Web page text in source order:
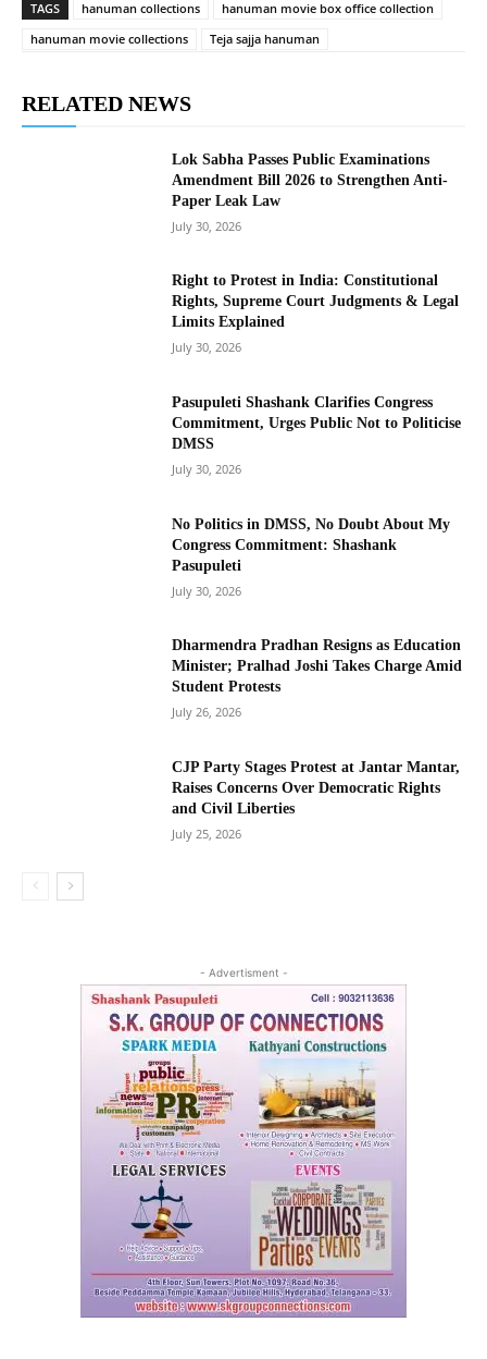
TAGS hanuman collections
hanuman movie box office collection
hanuman movie collections
Teja sajja hanuman
RELATED NEWS
Lok Sabha Passes Public Examinations
Amendment Bill 2026 to Strengthen Anti-
Paper Leak Law
July 30, 2026
Right to Protest in India: Constitutional
Rights, Supreme Court Judgments & Legal
Limits Explained
July 30, 2026
Pasupuleti Shashank Clarifies Congress
Commitment, Urges Public Not to Politicise
DMSS
July 30, 2026
No Politics in DMSS, No Doubt About My
Congress Commitment: Shashank
Pasupuleti
July 30, 2026
Dharmendra Pradhan Resigns as Education
Minister; Pralhad Joshi Takes Charge Amid
Student Protests
July 26, 2026
CJP Party Stages Protest at Jantar Mantar,
Raises Concerns Over Democratic Rights
and Civil Liberties
July 25, 2026
- Advertisment -